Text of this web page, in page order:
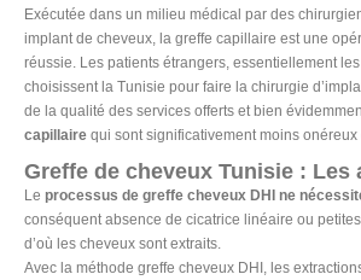
Exécutée dans un milieu médical par des
implant de cheveux, la greffe capillaire est une
réussie. Les patients étrangers, essentiellement
choisissent la Tunisie pour faire la chirurgie
de la qualité des services offerts et bien
capillaire qui sont significativement moins onéreux
Greffe de cheveux Tunisie : Les
Le processus de greffe cheveux DHI ne
conséquent absence de cicatrice linéaire ou
d’où les cheveux sont extraits.
Avec la méthode greffe cheveux DHI, les